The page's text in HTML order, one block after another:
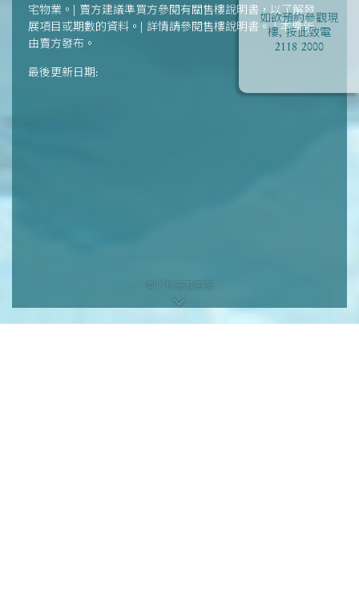
如欲預約參觀現
樓, 按此致電
2118 2000
宅物業。| 賣方建議準買方參閱有關售樓說明書，以了解發
展項目或期數的資料。| 詳情請參閱售樓說明書。 | 本廣告
由賣方發布。
最後更新日期:
向下移查看更多
向下移查看更多